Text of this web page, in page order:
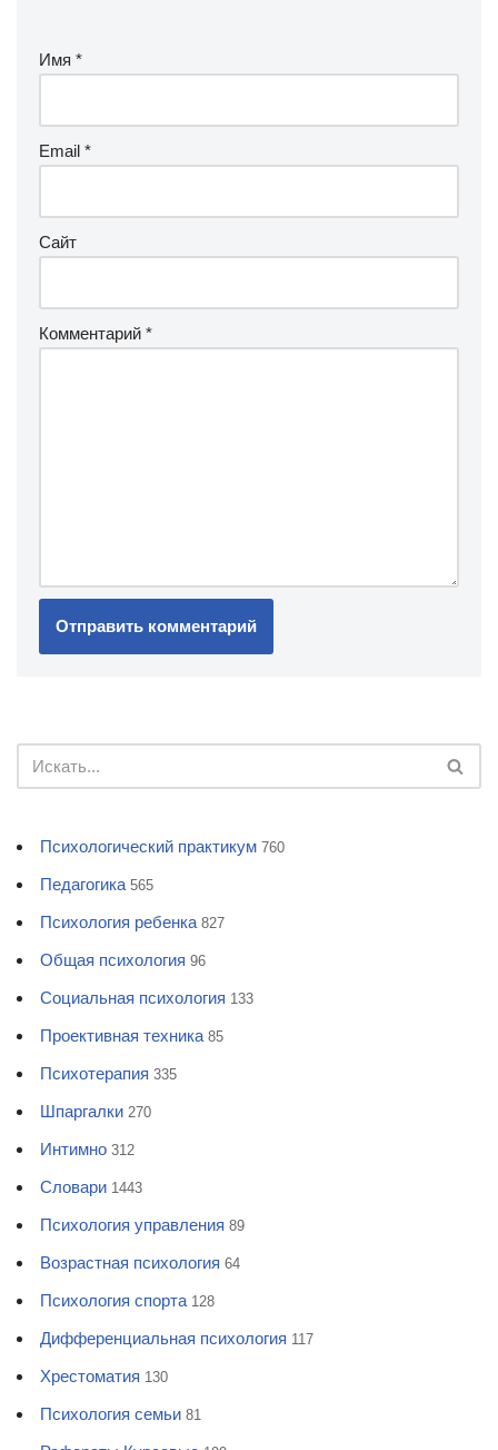
Имя *
Email *
Сайт
Комментарий *
Психологический практикум 760
Педагогика 565
Психология ребенка 827
Общая психология 96
Социальная психология 133
Проективная техника 85
Психотерапия 335
Шпаргалки 270
Интимно 312
Словари 1443
Психология управления 89
Возрастная психология 64
Психология спорта 128
Дифференциальная психология 117
Хрестоматия 130
Психология семьи 81